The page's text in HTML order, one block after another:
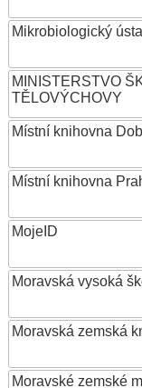
Mikrobiologický
MINISTERSTVO
TĚLOVÝCHOVY
Místní knihovna
Místní knihovna
MojeID
Moravská vysoká
Moravská zemská
Moravské zemské